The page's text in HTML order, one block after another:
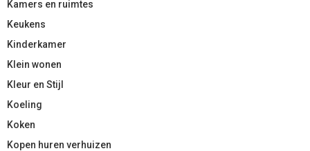
Kamers en ruimtes
Keukens
Kinderkamer
Klein wonen
Kleur en Stijl
Koeling
Koken
Kopen huren verhuizen